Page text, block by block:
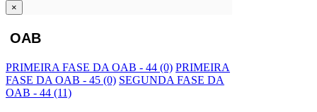
×
OAB
PRIMEIRA FASE DA OAB - 44 (0) PRIMEIRA
FASE DA OAB - 45 (0) SEGUNDA FASE DA
OAB - 44 (11)